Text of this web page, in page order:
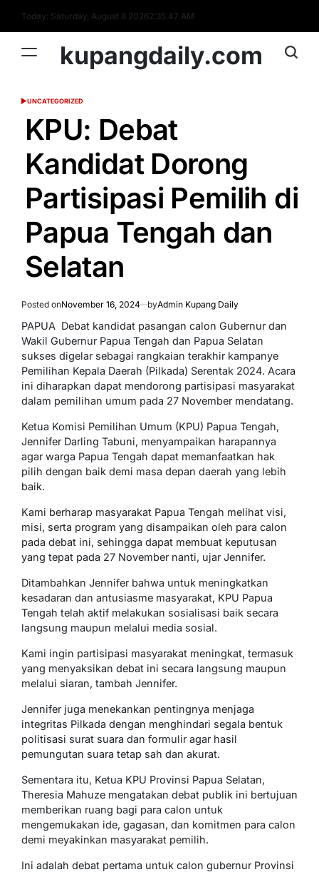
content
Today: Saturday, August 8 20262:35:48 AM
kupangdaily.com
POSTED
UNCATEGORIZED
KPU: Debat
Kandidat Dorong
Partisipasi Pemilih di
Papua Tengah dan
Selatan
Posted onNovember 16, 2024 byAdmin Kupang Daily
PAPUA  Debat kandidat pasangan calon Gubernur dan
Wakil Gubernur Papua Tengah dan Papua Selatan
sukses digelar sebagai rangkaian terakhir kampanye
Pemilihan Kepala Daerah (Pilkada) Serentak 2024. Acara
ini diharapkan dapat mendorong partisipasi masyarakat
dalam pemilihan umum pada 27 November mendatang.
Ketua Komisi Pemilihan Umum (KPU) Papua Tengah,
Jennifer Darling Tabuni, menyampaikan harapannya
agar warga Papua Tengah dapat memanfaatkan hak
pilih dengan baik demi masa depan daerah yang lebih
baik.
Kami berharap masyarakat Papua Tengah melihat visi,
misi, serta program yang disampaikan oleh para calon
pada debat ini, sehingga dapat membuat keputusan
yang tepat pada 27 November nanti, ujar Jennifer.
Ditambahkan Jennifer bahwa untuk meningkatkan
kesadaran dan antusiasme masyarakat, KPU Papua
Tengah telah aktif melakukan sosialisasi baik secara
langsung maupun melalui media sosial.
Kami ingin partisipasi masyarakat meningkat, termasuk
yang menyaksikan debat ini secara langsung maupun
melalui siaran, tambah Jennifer.
Jennifer juga menekankan pentingnya menjaga
integritas Pilkada dengan menghindari segala bentuk
politisasi surat suara dan formulir agar hasil
pemungutan suara tetap sah dan akurat.
Sementara itu, Ketua KPU Provinsi Papua Selatan,
Theresia Mahuze mengatakan debat publik ini bertujuan
memberikan ruang bagi para calon untuk
mengemukakan ide, gagasan, dan komitmen para calon
demi meyakinkan masyarakat pemilih.
Ini adalah debat pertama untuk calon gubernur Provinsi